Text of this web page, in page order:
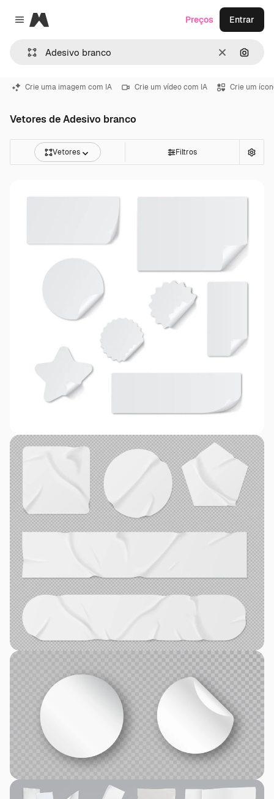
Close menu
Magnific
Limpar
Preços Entrar
Crie uma imagem com IA Crie um vídeo com IA Crie um
Vetores de Adesivo branco
Vetores Filtros